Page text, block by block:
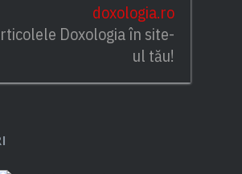
doxologia.ro
Doxologia în site-
ul tău!